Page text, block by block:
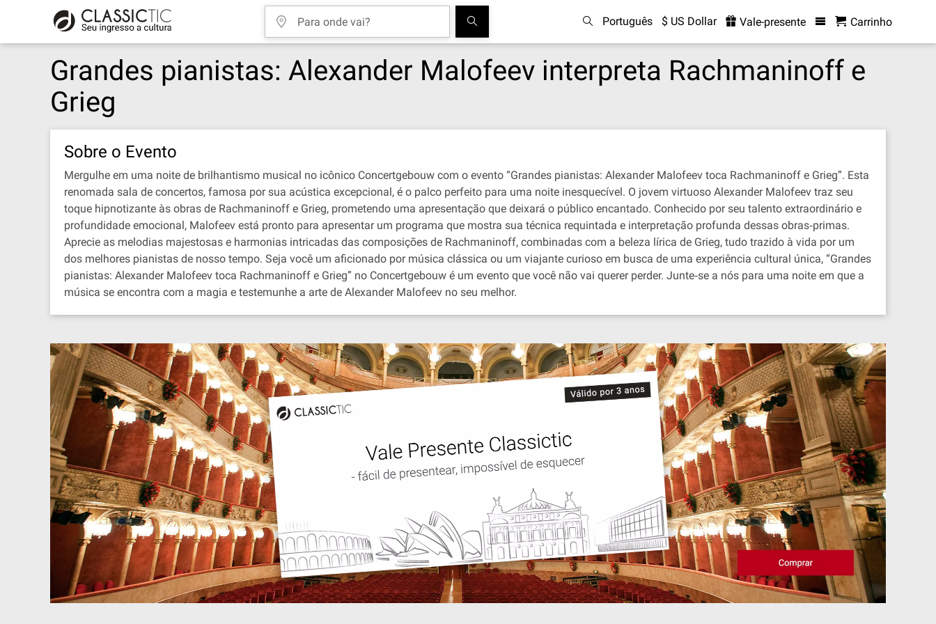
Português $ US Dollar Vale-presente Carrinho
Grandes pianistas: Alexander Malofeev interpreta Rachmaninoff e
Grieg
Sobre o Evento
Mergulhe em uma noite de brilhantismo musical no icônico Concertgebouw com o evento “Grandes pianistas: Alexander Malofeev toca Rachmaninoff e Grieg”. Esta
renomada sala de concertos, famosa por sua acústica excepcional, é o palco perfeito para uma noite inesquecível. O jovem virtuoso Alexander Malofeev traz seu
toque hipnotizante às obras de Rachmaninoff e Grieg, prometendo uma apresentação que deixará o público encantado. Conhecido por seu talento extraordinário e
profundidade emocional, Malofeev está pronto para apresentar um programa que mostra sua técnica requintada e interpretação profunda dessas obras‐primas.
Aprecie as melodias majestosas e harmonias intricadas das composições de Rachmaninoff, combinadas com a beleza lírica de Grieg, tudo trazido à vida por um
dos melhores pianistas de nosso tempo. Seja você um aficionado por música clássica ou um viajante curioso em busca de uma experiência cultural única, “Grandes
pianistas: Alexander Malofeev toca Rachmaninoff e Grieg” no Concertgebouw é um evento que você não vai querer perder. Junte‐se a nós para uma noite em que a
música se encontra com a magia e testemunhe a arte de Alexander Malofeev no seu melhor.